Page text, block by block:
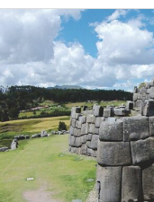
5
arqueológicas
de
Cusco
que
no
pueden
faltar